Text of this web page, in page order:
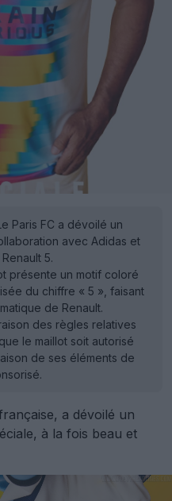
Paris FC a dévoilé un
avec Adidas et
5.
présente un motif coloré
du chiffre « 5 », faisant
de Renault.
des règles relatives
le maillot soit autorisé
de ses éléments de
a dévoilé un
à la fois beau et